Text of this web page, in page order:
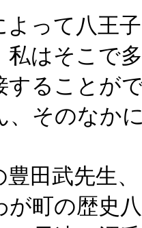
って八王
私はそこで
することが
そのなか
田武先生
が町の歴史